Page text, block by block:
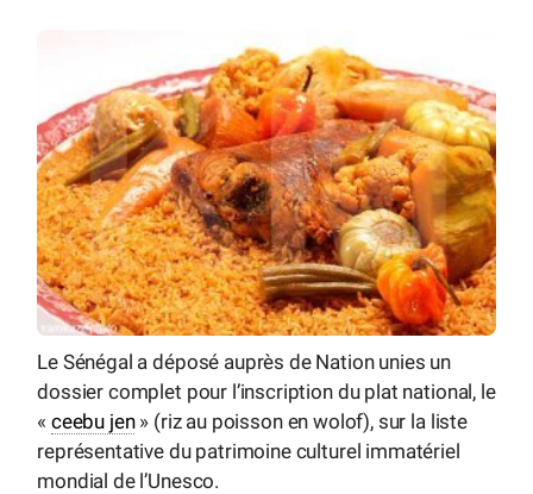
Le Sénégal a déposé auprès de Nation unies un
dossier complet pour l’inscription du plat national, le
« ceebu jen» (riz au poisson en wolof), sur la liste
représentative du patrimoine culturel immatériel
mondial de l’Unesco.